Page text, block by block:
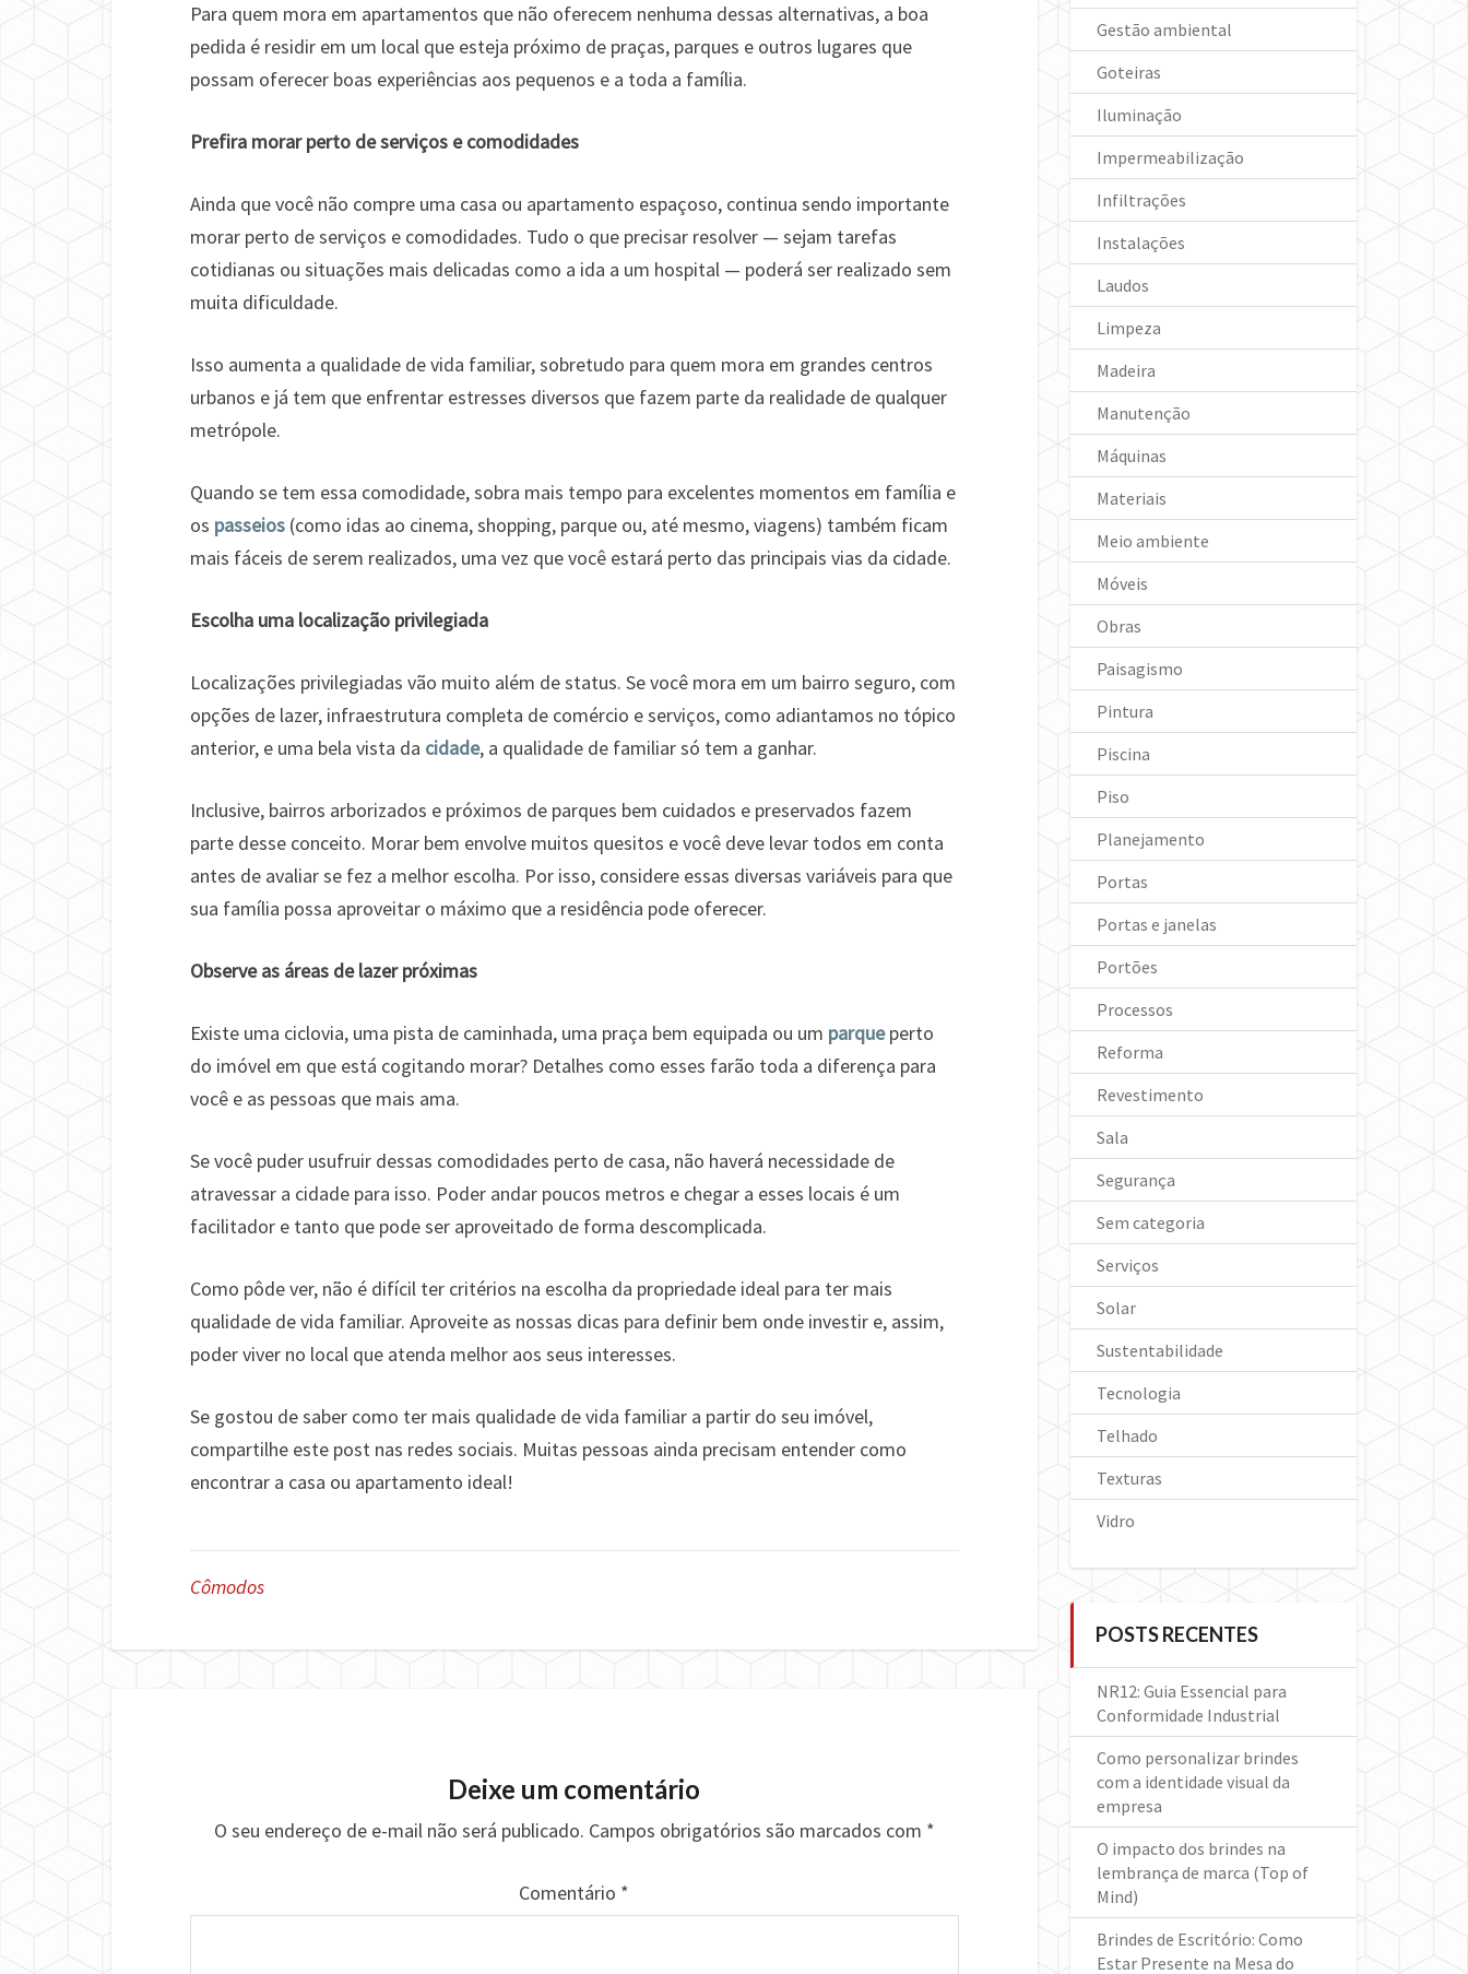
Para quem mora em apartamentos que não oferecem nenhuma dessas alternativas, a boa
pedida é residir em um local que esteja próximo de praças, parques e outros lugares que
possam oferecer boas experiências aos pequenos e a toda a família.
Prefira morar perto de serviços e comodidades
Ainda que você não compre uma casa ou apartamento espaçoso, continua sendo importante
morar perto de serviços e comodidades. Tudo o que precisar resolver — sejam tarefas
cotidianas ou situações mais delicadas como a ida a um hospital — poderá ser realizado sem
muita dificuldade.
Isso aumenta a qualidade de vida familiar, sobretudo para quem mora em grandes centros
urbanos e já tem que enfrentar estresses diversos que fazem parte da realidade de qualquer
metrópole.
Quando se tem essa comodidade, sobra mais tempo para excelentes momentos em família e
os passeios (como idas ao cinema, shopping, parque ou, até mesmo, viagens) também ficam
mais fáceis de serem realizados, uma vez que você estará perto das principais vias da cidade.
Escolha uma localização privilegiada
Localizações privilegiadas vão muito além de status. Se você mora em um bairro seguro, com
opções de lazer, infraestrutura completa de comércio e serviços, como adiantamos no tópico
anterior, e uma bela vista da cidade, a qualidade de familiar só tem a ganhar.
Inclusive, bairros arborizados e próximos de parques bem cuidados e preservados fazem
parte desse conceito. Morar bem envolve muitos quesitos e você deve levar todos em conta
antes de avaliar se fez a melhor escolha. Por isso, considere essas diversas variáveis para que
sua família possa aproveitar o máximo que a residência pode oferecer.
Observe as áreas de lazer próximas
Existe uma ciclovia, uma pista de caminhada, uma praça bem equipada ou um parqueperto
do imóvel em que está cogitando morar? Detalhes como esses farão toda a diferença para
você e as pessoas que mais ama.
Se você puder usufruir dessas comodidades perto de casa, não haverá necessidade de
atravessar a cidade para isso. Poder andar poucos metros e chegar a esses locais é um
facilitador e tanto que pode ser aproveitado de forma descomplicada.
Como pôde ver, não é difícil ter critérios na escolha da propriedade ideal para ter mais
qualidade de vida familiar. Aproveite as nossas dicas para definir bem onde investir e, assim,
poder viver no local que atenda melhor aos seus interesses.
Se gostou de saber como ter mais qualidade de vida familiar a partir do seu imóvel,
compartilhe este post nas redes sociais. Muitas pessoas ainda precisam entender como
encontrar a casa ou apartamento ideal!
Cômodos
Deixe um comentário
O seu endereço de e-mail não será publicado. Campos obrigatórios são marcados com *
Comentário *
Gestão ambiental
Goteiras
Iluminação
Impermeabilização
Infiltrações
Instalações
Laudos
Limpeza
Madeira
Manutenção
Máquinas
Materiais
Meio ambiente
Móveis
Obras
Paisagismo
Pintura
Piscina
Piso
Planejamento
Portas
Portas e janelas
Portões
Processos
Reforma
Revestimento
Sala
Segurança
Sem categoria
Serviços
Solar
Sustentabilidade
Tecnologia
Telhado
Texturas
Vidro
POSTS RECENTES
NR12: Guia Essencial para
Conformidade Industrial
Como personalizar brindes
com a identidade visual da
empresa
O impacto dos brindes na
lembrança de marca (Top of
Mind)
Brindes de Escritório: Como
Estar Presente na Mesa do